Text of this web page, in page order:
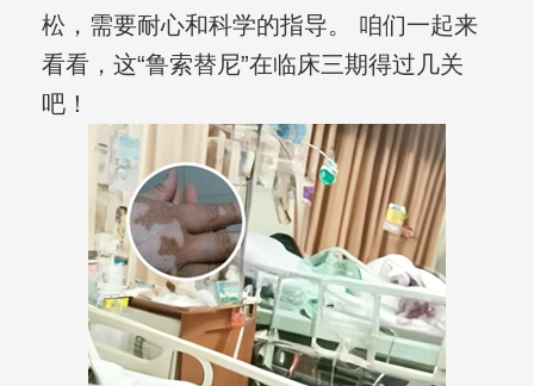
松，需要耐心和科学的指导。 咱们一起来
看看，这“鲁索替尼”在临床三期得过几关
吧！